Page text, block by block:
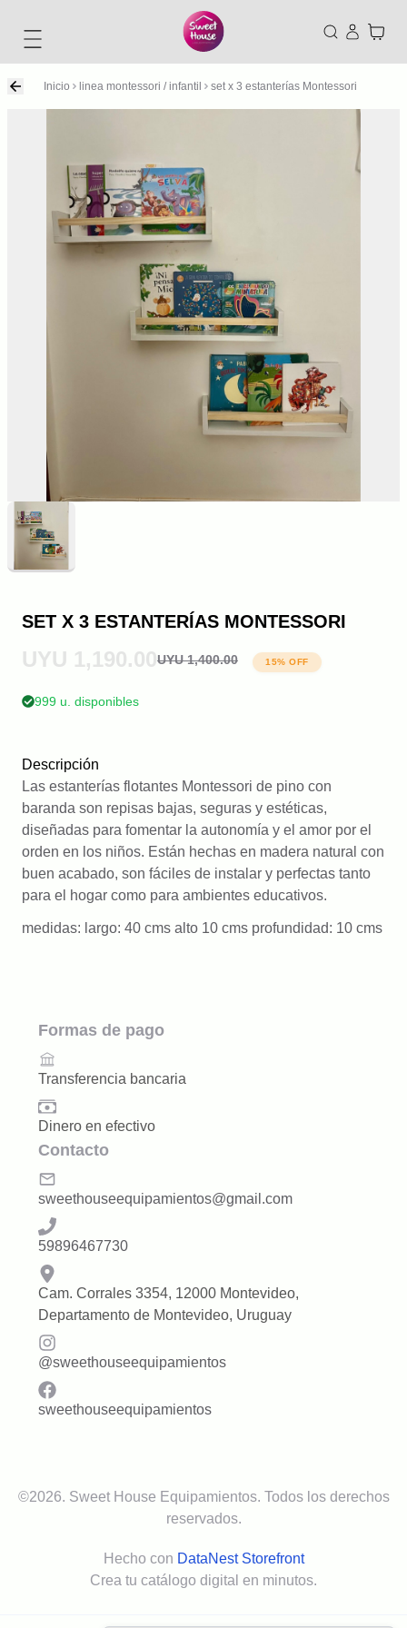
Inicio linea montessori / infantil set x 3 estanterías Montessori
SET X 3 ESTANTERÍAS MONTESSORI
UYU 1,190.00UYU 1,400.00 15% OFF
999 u. disponibles
Descripción
Las estanterías flotantes Montessori de pino con
baranda son repisas bajas, seguras y estéticas,
diseñadas para fomentar la autonomía y el amor por el
orden en los niños. Están hechas en madera natural con
buen acabado, son fáciles de instalar y perfectas tanto
para el hogar como para ambientes educativos.
medidas: largo: 40 cms alto 10 cms profundidad: 10 cms
Formas de pago
Transferencia bancaria
Dinero en efectivo
Contacto
sweethouseequipamientos@gmail.com
59896467730
Cam. Corrales 3354, 12000 Montevideo,
Departamento de Montevideo, Uruguay
@sweethouseequipamientos
sweethouseequipamientos
©2026. Sweet House Equipamientos. Todos los derechos
reservados.
Hecho con DataNest Storefront
Crea tu catálogo digital en minutos.